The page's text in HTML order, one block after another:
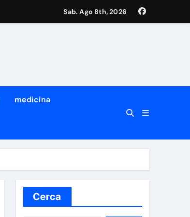
Sab. Ago 8th, 2026
medicina
Cerca